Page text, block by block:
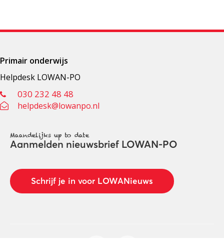
Primair onderwijs
Helpdesk LOWAN-PO
030 232 48 48
helpdesk@lowanpo.nl
Maandelijks up to date
Aanmelden nieuwsbrief LOWAN-PO
Schrijf je in voor LOWANieuws